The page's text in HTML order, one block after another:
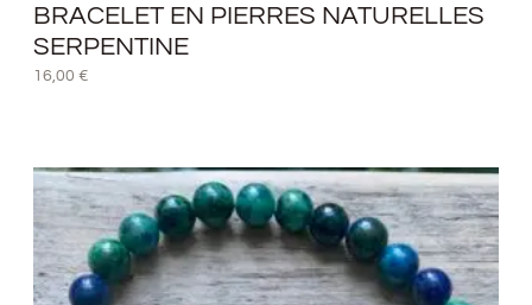
BRACELET EN PIERRES NATURELLES
SERPENTINE
16,00 €
Plage
de
prix :
13,00 €
à
14,00 €